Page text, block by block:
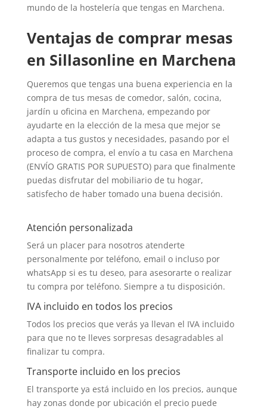
mundo de la hostelería que tengas en Marchena.
Ventajas de comprar mesas
en Sillasonline en Marchena
Queremos que tengas una buena experiencia en la
compra de tus mesas de comedor, salón, cocina,
jardín u oficina en Marchena, empezando por
ayudarte en la elección de la mesa que mejor se
adapta a tus gustos y necesidades, pasando por el
proceso de compra, el envío a tu casa en Marchena
(ENVÍO GRATIS POR SUPUESTO) para que finalmente
puedas disfrutar del mobiliario de tu hogar,
satisfecho de haber tomado una buena decisión.
Atención personalizada
Será un placer para nosotros atenderte
personalmente por teléfono, email o incluso por
whatsApp si es tu deseo, para asesorarte o realizar
tu compra por teléfono. Siempre a tu disposición.
IVA incluido en todos los precios
Todos los precios que verás ya llevan el IVA incluido
para que no te lleves sorpresas desagradables al
finalizar tu compra.
Transporte incluido en los precios
El transporte ya está incluido en los precios, aunque
hay zonas donde por ubicación el precio puede